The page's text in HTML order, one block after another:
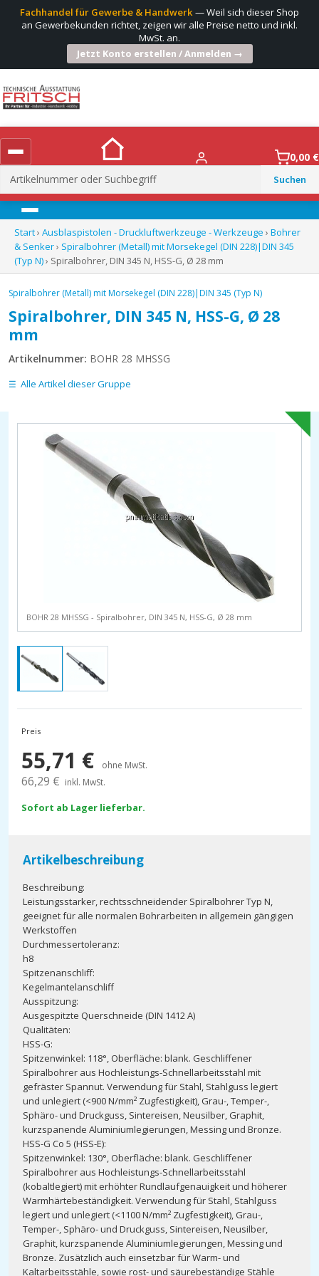
Fachhandel für Gewerbe & Handwerk— Weil sich dieser Shop
an Gewerbekunden richtet, zeigen wir alle Preise netto und inkl.
MwSt. an.
Jetzt Konto erstellen / Anmelden →
Suchen
nach:
0,00 €
Menü
Start› Ausblaspistolen - Druckluftwerkzeuge - Werkzeuge › Bohrer
& Senker› Spiralbohrer (Metall) mit Morsekegel (DIN 228)|DIN 345
(Typ N)› Spiralbohrer, DIN 345 N, HSS-G, Ø 28 mm
Spiralbohrer (Metall) mit Morsekegel (DIN 228)|DIN 345 (Typ N)
Spiralbohrer, DIN 345 N, HSS-G, Ø 28
mm
Artikelnummer: BOHR 28 MHSSG
Alle Artikel dieser Gruppe
BOHR 28 MHSSG - Spiralbohrer, DIN 345 N, HSS-G, Ø 28 mm
Preis
55,71 € ohne MwSt.
66,29 € inkl. MwSt.
Sofort ab Lager lieferbar.
Artikelbeschreibung
Beschreibung:
Leistungsstarker, rechtsschneidender Spiralbohrer Typ N,
geeignet für alle normalen Bohrarbeiten in allgemein gängigen
Werkstoffen
Durchmessertoleranz:
h8
Spitzenanschliff:
Kegelmantelanschliff
Ausspitzung:
Ausgespitzte Querschneide (DIN 1412 A)
Qualitäten:
HSS-G:
Spitzenwinkel: 118°, Oberfläche: blank. Geschliffener
Spiralbohrer aus Hochleistungs-Schnellarbeitsstahl mit
gefräster Spannut. Verwendung für Stahl, Stahlguss legiert
und unlegiert (<900 N/mm² Zugfestigkeit), Grau-, Temper-,
Sphäro- und Druckguss, Sintereisen, Neusilber, Graphit,
kurzspanende Aluminiumlegierungen, Messing und Bronze.
HSS-G Co 5 (HSS-E):
Spitzenwinkel: 130°, Oberfläche: blank. Geschliffener
Spiralbohrer aus Hochleistungs-Schnellarbeitsstahl
(kobaltlegiert) mit erhöhter Rundlaufgenauigkeit und höherer
Warmhärtebeständigkeit. Verwendung für Stahl, Stahlguss
legiert und unlegiert (<1100 N/mm² Zugfestigkeit), Grau-,
Temper-, Sphäro- und Druckguss, Sintereisen, Neusilber,
Graphit, kurzspanende Aluminiumlegierungen, Messing und
Bronze. Zusätzlich auch einsetzbar für Warm- und
Kaltarbeitsstähle, sowie rost- und säurebeständige Stähle